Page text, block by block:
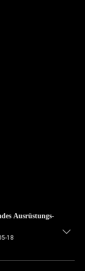
Ausrüstungs-
18